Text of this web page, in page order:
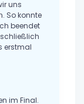
uns
So konnte
beendet
erstmal
im Final.